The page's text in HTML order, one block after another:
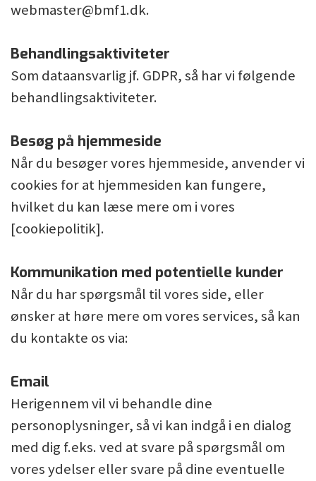
webmaster@bmf1.dk.
Behandlingsaktiviteter
Som dataansvarlig jf. GDPR, så har vi følgende
behandlingsaktiviteter.
Besøg på hjemmeside
Når du besøger vores hjemmeside, anvender vi
cookies for at hjemmesiden kan fungere,
hvilket du kan læse mere om i vores
[cookiepolitik].
Kommunikation med potentielle kunder
Når du har spørgsmål til vores side, eller
ønsker at høre mere om vores services, så kan
du kontakte os via:
Email
Herigennem vil vi behandle dine
personoplysninger, så vi kan indgå i en dialog
med dig f.eks. ved at svare på spørgsmål om
vores ydelser eller svare på dine eventuelle